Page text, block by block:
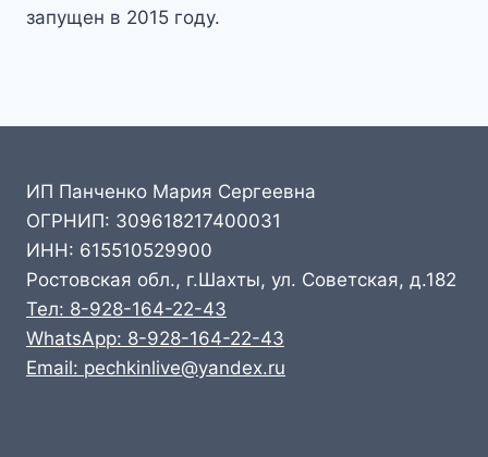
запущен в 2015 году.
ИП Панченко Мария Сергеевна
ОГРНИП: 309618217400031
ИНН: 615510529900
Ростовская обл., г.Шахты, ул. Советская, д.182
Тел: 8-928-164-22-43
WhatsApp: 8-928-164-22-43
Email: pechkinlive@yandex.ru